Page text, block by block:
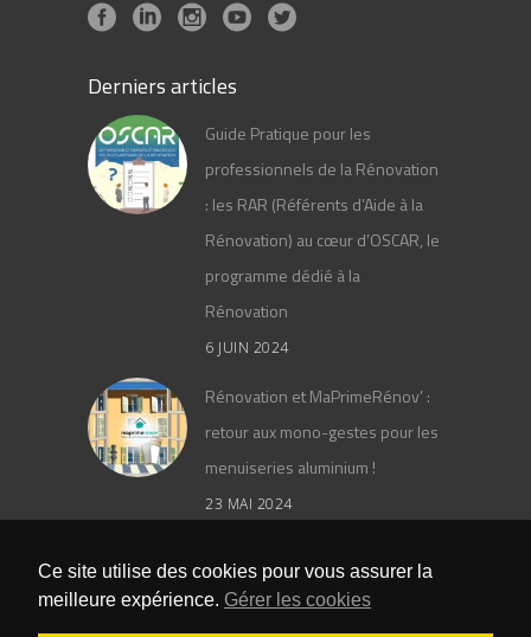
Derniers articles
Guide Pratique pour les
professionnels de la Rénovation
: les RAR (Référents d’Aide à la
Rénovation) au cœur d’OSCAR, le
programme dédié à la
Rénovation
6 JUIN 2024
Rénovation et MaPrimeRénov’ :
retour aux mono-gestes pour les
menuiseries aluminium !
23 MAI 2024
Le catalogue général PAAL 2024
25 AVRIL 2024
Ce site utilise des cookies pour vous assurer la
meilleure expérience. Gérer les cookies